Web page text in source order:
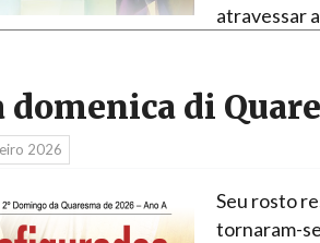
atravessar
domenica di
2026
Seu rosto
tornaram-